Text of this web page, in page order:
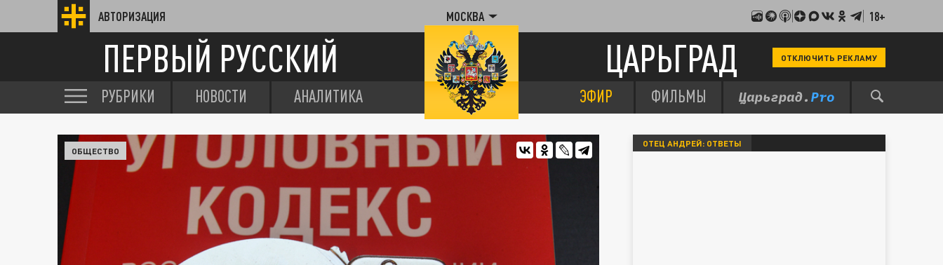
АВТОРИЗАЦИЯ МОСКВА 18+
ПЕРВЫЙ РУССКИЙ ЦАРЬГРАД ОТКЛЮЧИТЬ РЕКЛАМУ
РУБРИКИ НОВОСТИ АНАЛИТИКА ЭФИР ФИЛЬМЫ
ОБЩЕСТВО
ОТЕЦ АНДРЕЙ: ОТВЕТЫ